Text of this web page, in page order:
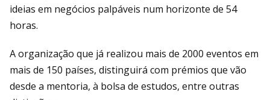
ideias em negócios palpáveis num horizonte de 54
horas.
A organização que já realizou mais de 2000 eventos em
mais de 150 países, distinguirá com prémios que vão
desde a mentoria, à bolsa de estudos, entre outras